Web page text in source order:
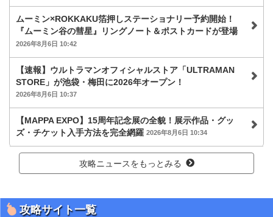
ムーミン×ROKKAKU箔押しステーショナリー予約開始！
『ムーミン谷の彗星』リングノート＆ポストカードが登場
2026年8月6日 10:42
【速報】ウルトラマンオフィシャルストア「ULTRAMAN
STORE」が池袋・梅田に2026年オープン！
2026年8月6日 10:37
【MAPPA EXPO】15周年記念展の全貌！展示作品・グッ
ズ・チケット入手方法を完全網羅 2026年8月6日 10:34
攻略ニュースをもっとみる
攻略サイト一覧